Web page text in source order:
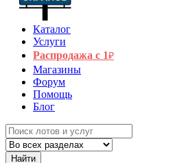
Каталог
Услуги
Распродажа с 1₽
Магазины
Форум
Помощь
Блог
Найти